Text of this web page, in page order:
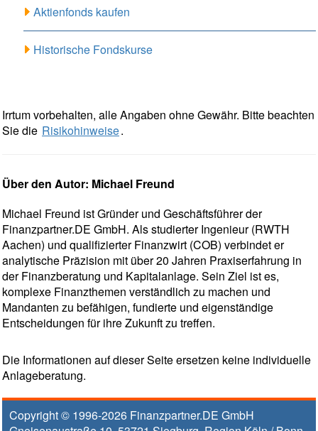
Aktienfonds kaufen
Historische Fondskurse
Irrtum vorbehalten, alle Angaben ohne Gewähr. Bitte beachten
Sie die Risikohinweise.
Über den Autor: Michael Freund
Michael Freund ist Gründer und Geschäftsführer der
Finanzpartner.DE GmbH. Als studierter Ingenieur (RWTH
Aachen) und qualifizierter Finanzwirt (COB) verbindet er
analytische Präzision mit über 20 Jahren Praxiserfahrung in
der Finanzberatung und Kapitalanlage. Sein Ziel ist es,
komplexe Finanzthemen verständlich zu machen und
Mandanten zu befähigen, fundierte und eigenständige
Entscheidungen für ihre Zukunft zu treffen.
Die Informationen auf dieser Seite ersetzen keine individuelle
Anlageberatung.
Copyright © 1996-2026 Finanzpartner.DE GmbH